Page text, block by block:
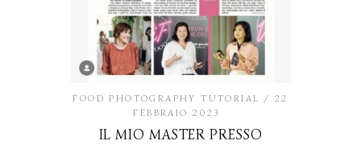
FOOD PHOTOGRAPHY TUTORIAL
22
FEBBRAIO 2023
IL MIO MASTER PRESSO